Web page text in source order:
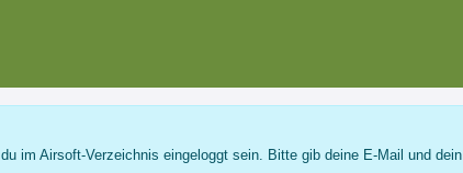
im Airsoft-Verzeichnis eingeloggt sein. Bitte gib deine E-Mail und dein